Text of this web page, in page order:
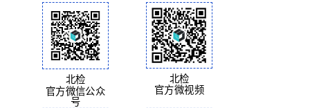
北检
官方微信公众
号
北检
官方微视频